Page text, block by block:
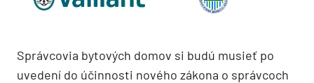
Správcovia bytových domov si budú musieť po
uvedení do účinnosti nového zákona o správcoch